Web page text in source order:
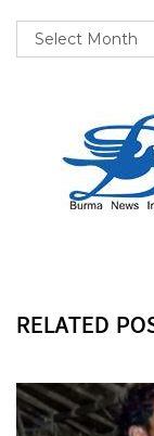
RELATED